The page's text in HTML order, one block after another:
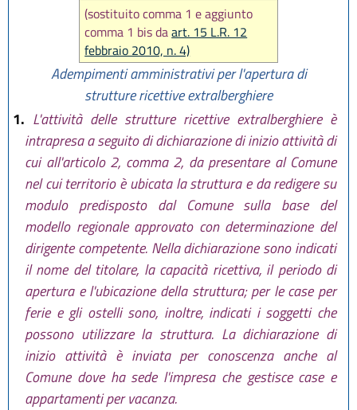
(sostituito comma 1 e aggiunto
comma 1 bis daart. 15 L.R. 12
febbraio 2010, n. 4)
Adempimenti amministrativi per l'aperturadi
strutture ricettive extralberghiere
1. L'attività delle strutture ricettive extralberghiere è
intrapresa a seguito di dichiarazione di inizio attività di
cui all'articolo 2, comma 2, da presentare al Comune
nel cui territorio è ubicata la struttura e da redigere su
modulo predisposto dal Comune sulla base del
modello regionale approvato con determinazione del
dirigente competente. Nella dichiarazione sono indicati
il nome del titolare, la capacità ricettiva, il periodo di
apertura e l'ubicazione della struttura; per le case per
ferie e gli ostelli sono, inoltre, indicati i soggetti che
possono utilizzare la struttura. La dichiarazione di
inizio attività è inviata per conoscenza anche al
Comune dove ha sede l'impresa che gestisce case e
appartamenti per vacanza.